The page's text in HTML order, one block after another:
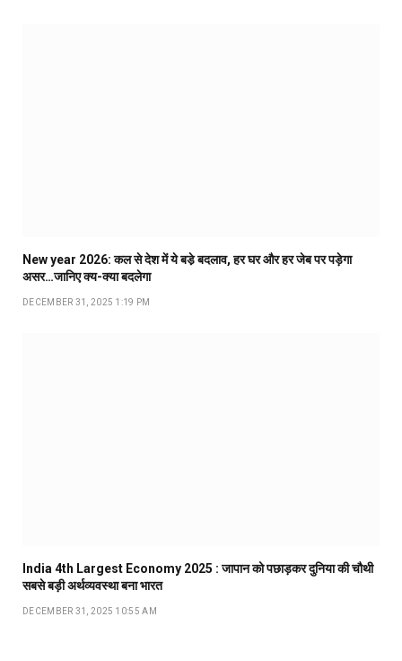
New year 2026: कल से देश में ये बडे़ बदलाव, हर घर और हर जेब पर पड़ेगा
असर…जानिए क्य-क्या बदलेगा
DECEMBER 31, 2025 1:19 PM
India 4th Largest Economy 2025 : जापान को पछाड़कर दुनिया की चौथी
सबसे बड़ी अर्थव्यवस्था बना भारत
DECEMBER 31, 2025 10:55 AM